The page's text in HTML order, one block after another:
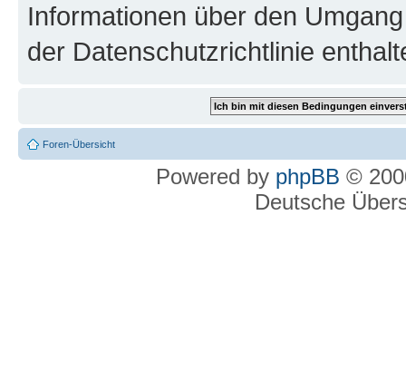
Informationen über den
der Datenschutzrichtlinie
Foren-Übersicht
Powered by phpBB ©
Deutsche